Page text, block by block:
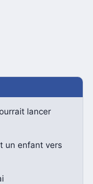
lancer
un enfant vers